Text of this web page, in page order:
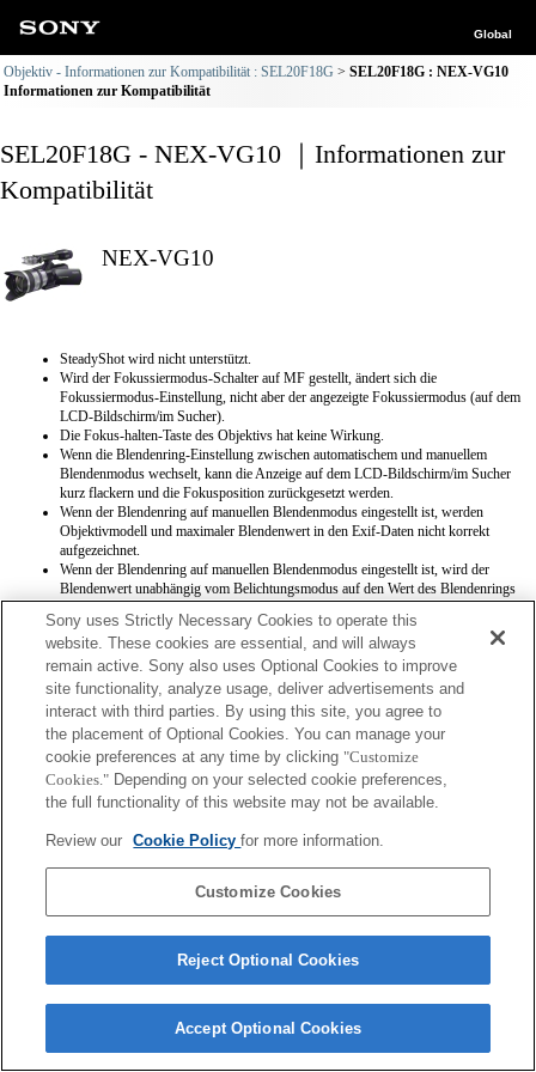
Global
Objektiv - Informationen zur Kompatibilität : SEL20F18G
SEL20F18G : NEX-VG10
Informationen zur Kompatibilität
SEL20F18G - NEX-VG10 ｜Informationen zur
Kompatibilität
NEX-VG10
SteadyShot wird nicht unterstützt.
Wird der Fokussiermodus-Schalter auf MF gestellt, ändert sich die
Fokussiermodus-Einstellung, nicht aber der angezeigte Fokussiermodus (auf dem
LCD-Bildschirm/im Sucher).
Die Fokus-halten-Taste des Objektivs hat keine Wirkung.
Wenn die Blendenring-Einstellung zwischen automatischem und manuellem
Blendenmodus wechselt, kann die Anzeige auf dem LCD-Bildschirm/im Sucher
kurz flackern und die Fokusposition zurückgesetzt werden.
Wenn der Blendenring auf manuellen Blendenmodus eingestellt ist, werden
Objektivmodell und maximaler Blendenwert in den Exif-Daten nicht korrekt
aufgezeichnet.
Wenn der Blendenring auf manuellen Blendenmodus eingestellt ist, wird der
Blendenwert unabhängig vom Belichtungsmodus auf den Wert des Blendenrings
Wenn Sie am Blendenring drehen, wird die Wartezeit vor dem Umschalten in den
Stromsparmodus nicht verlängert.
Wenn der Fokusmodusschalter auf MF gestellt wird, während seitlich am
Kameragehäuse AF ausgewählt ist, wird der Fokus manuell eingestellt, aber die
Fokusdistanz wird nicht angezeigt (AF funktioniert dann nicht).
Sony uses Strictly Necessary Cookies to operate this
website. These cookies are essential, and will always
remain active. Sony also uses Optional Cookies to improve
site functionality, analyze usage, deliver advertisements and
interact with third parties. By using this site, you agree to
the placement of Optional Cookies. You can manage your
cookie preferences at any time by clicking "Customize
Cookies." Depending on your selected cookie preferences,
the full functionality of this website may not be available.
Review our Cookie Policyfor more information.
Customize Cookies
Reject Optional Cookies
Accept Optional Cookies